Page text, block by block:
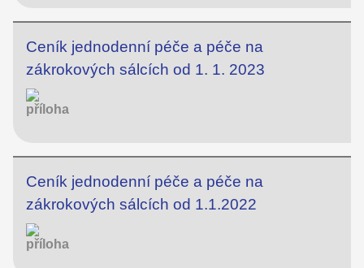
Ceník jednodenní péče a péče na
zákrokových sálcích od 1. 1. 2023
Ceník jednodenní péče a péče na
zákrokových sálcích od 1.1.2022